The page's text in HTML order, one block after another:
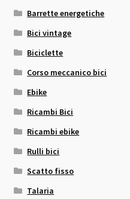
Barrette energetiche
Bici vintage
Biciclette
Corso meccanico bici
Ebike
Ricambi Bici
Ricambi ebike
Rulli bici
Scatto fisso
Talaria